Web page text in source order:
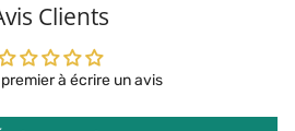
Clients
à écrire un avis